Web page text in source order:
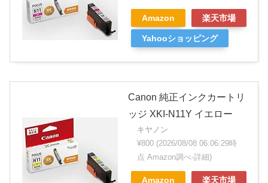
Amazon 楽天市場
Yahooショッピング
Canon 純正インクカートリ
ッジ XKI-N11Y イエロー
キヤノン
¥800 (2026/08/08 06:06:29時
点 Amazon調べ-詳細)
Amazon 楽天市場